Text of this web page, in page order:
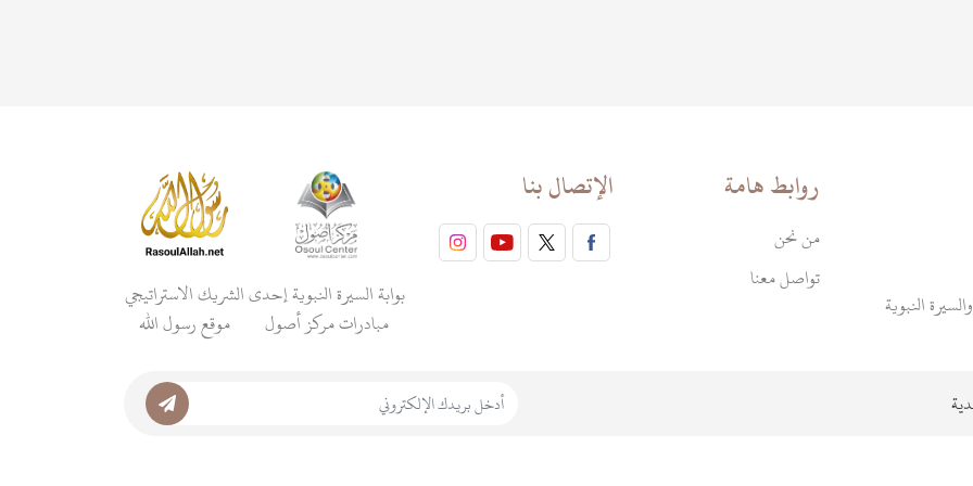
النبوية
روابط هامة
من نحن
تواصل معنا
الإتصال بنا
بوابة السيرة النبوية إحدى
مبادرات مركز أصول
الشريك الاستراتيجي
موقع رسول الله